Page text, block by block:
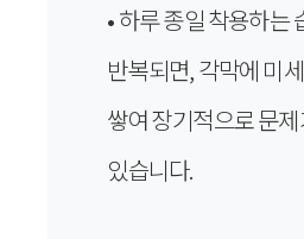
• 하루 종일 착용하는
반복되면, 각막에 미
쌓여 장기적으로 문
있습니다.